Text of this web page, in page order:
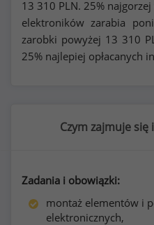
13 310 PLN. 25%
elektroników zarabia
zarobki powyżej 13 310
25% najlepiej opłacanych
Czym zajmuje
Zadania i obowiązki:
montaż elementów i
elektronicznych,